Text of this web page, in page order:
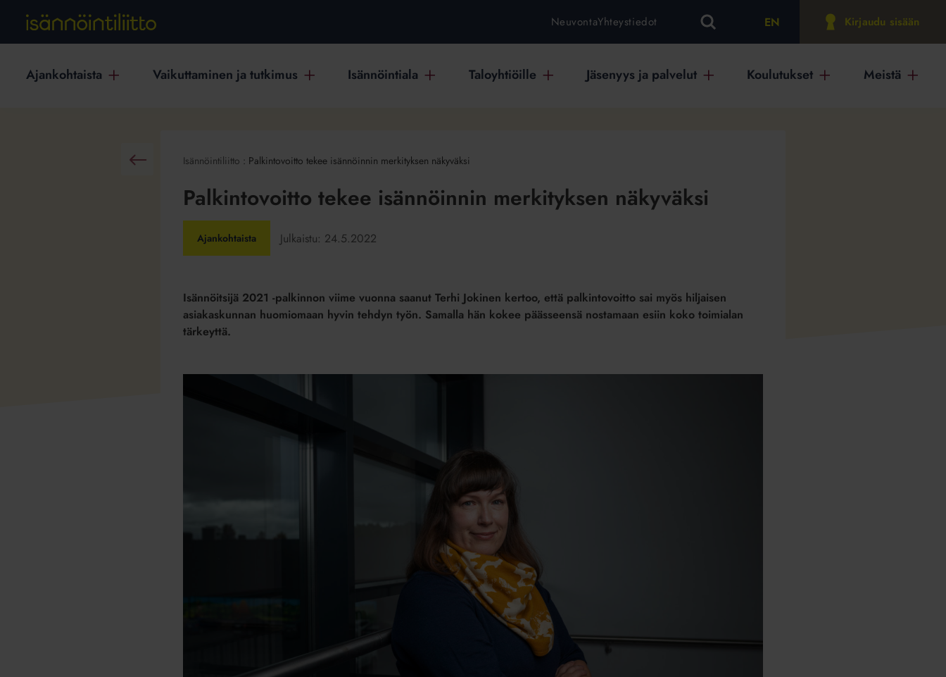
NeuvontaYhteystiedot EN Kirjaudu sisään
Ajankohtaista Vaikuttaminen ja tutkimus Isännöintiala Taloyhtiöille Jäsenyys ja palvelut Koulutukset Meistä
Takaisin Isännöintiliitto : Palkintovoitto tekee isännöinnin merkityksen näkyväksi
Palkintovoitto tekee isännöinnin merkityksen näkyväksi
Ajankohtaista Julkaistu: 24.5.2022
Isännöitsijä 2021 -palkinnon viime vuonna saanut Terhi Jokinen kertoo, että palkintovoitto sai myös hiljaisen
asiakaskunnan huomiomaan hyvin tehdyn työn. Samalla hän kokee päässeensä nostamaan esiin koko toimialan
tärkeyttä.